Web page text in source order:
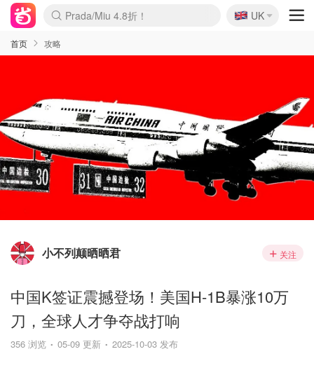
Prada/Miu 4.8折！
🇬🇧
UK
首页 攻略
小不列颠晒晒君 关注
中国K签证震撼登场！美国H-1B暴涨10万
刀，全球人才争夺战打响
356 浏览 05-09 更新 2025-10-03 发布